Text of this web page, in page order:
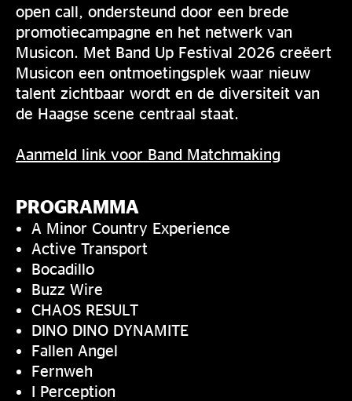
open call, ondersteund door een brede
promotiecampagne en het netwerk van
Musicon. Met Band Up Festival 2026 creëert
Musicon een ontmoetingsplek waar nieuw
talent zichtbaar wordt en de diversiteit van
de Haagse scene centraal staat.
Aanmeld link voor Band Matchmaking
PROGRAMMA
A Minor Country Experience
Active Transport
Bocadillo
Buzz Wire
CHAOS RESULT
DINO DINO DYNAMITE
Fallen Angel
Fernweh
I Perception